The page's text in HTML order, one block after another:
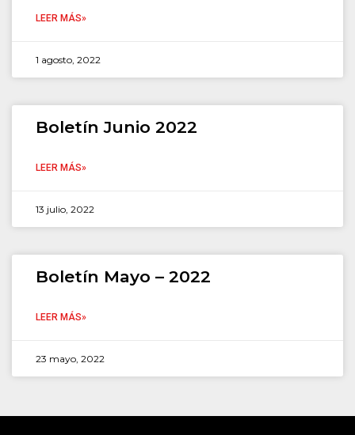
LEER MÁS»
1 agosto, 2022
Boletín Junio 2022
LEER MÁS»
13 julio, 2022
Boletín Mayo – 2022
LEER MÁS»
23 mayo, 2022